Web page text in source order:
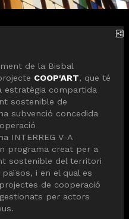
de la Bisbal
COOP'ART, que té
estratègia compartida
sostenible de
subvenció concedida
INTERREG V-A
programa creat per a
sostenible del territori
i en el qual es
de cooperació
per actors